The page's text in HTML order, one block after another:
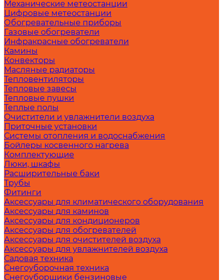
Механические метеостанции
Цифровые метеостанции
Обогревательные приборы
Газовые обогреватели
Инфракрасные обогреватели
Камины
Конвекторы
Масляные радиаторы
Тепловентиляторы
Тепловые завесы
Тепловые пушки
Теплые полы
Очистители и увлажнители воздуха
Приточные установки
Системы отопления и водоснабжения
Бойлеры косвенного нагрева
Комплектующие
Люки, шкафы
Расширительные баки
Трубы
Фитинги
Аксессуары для климатического оборудования
Аксессуары для каминов
Аксессуары для кондиционеров
Аксессуары для обогревателей
Аксессуары для очистителей воздуха
Аксессуары для увлажнителей воздуха
Садовая техника
Снегоуборочная техника
Снегоуборщики бензиновые